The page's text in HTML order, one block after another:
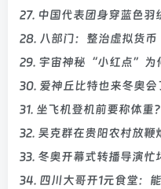
27. 中国代表团身穿蓝色羽
28. 八部门：整治虚拟货
29. 宇宙神秘“小红点”为
30. 爱神丘比特也来冬奥会
31. 坐飞机登机前要称体重
32. 吴克群在贵阳农村放鞭
33. 冬奥开幕式转播导演忙
34. 四川大哥开1元食堂：